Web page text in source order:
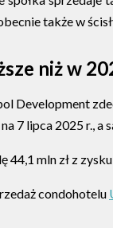
także w
niż w
Development
7 lipca 2025 r., a
44,1 mln zł z
condohotelu